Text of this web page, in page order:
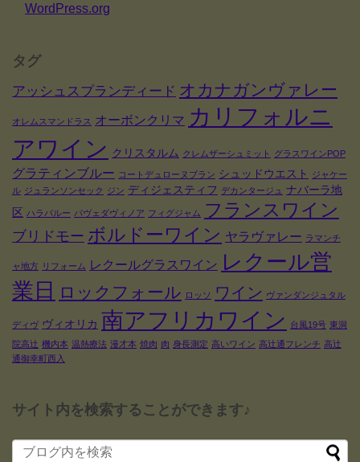
WordPress.org
タグ
アッシュスプランディード オカナガンヴァレー
オレムスマンドラス オーボンクリマ カリフォルニ
アワイン クリスタルム クレムザーシュミット グラスワインPOP
グラティンブルー コートデュローヌブラン シュッドウエスト
ジャケー
ル ジュランソンセック ジン ディジェスティフ デカンタージュ ナバーラ地
区 ハラバルー パヴェダヴィノア フィグジャム フランスワイン
ブリドモー ボルドーワイン ヤラヴァレー ラマンチ
ャ地方 リフォーム レクールグラスワイン レクール営
業日 ロックフォール ロッソ ワイン ヴァンダンジュタル
ディヴ ヴィオリカ 南アフリカワイン 台風19号 東洞
院高辻 機内本 温熱療法 漫才本 焼肉 肉 身長測定 高いワイン 高辻通フレンチ 高辻
通御幸町西入
サイト内を検索することができます♪